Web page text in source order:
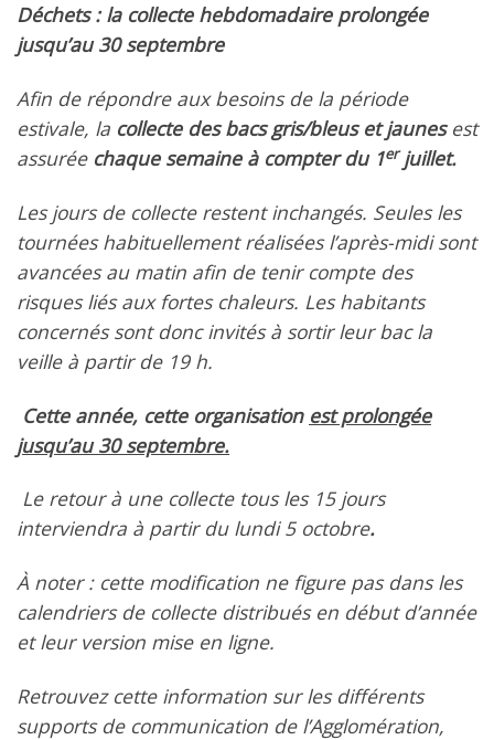
Déchets : la collecte hebdomadaire prolongée
jusqu’au 30 septembre
Afin de répondre aux besoins de la période
estivale, la collecte des bacs gris/bleus et jaunesest
assurée chaque semaine à compter du 1erjuillet.
Les jours de collecte restent inchangés. Seules les
tournées habituellement réalisées l’après-midi sont
avancées au matin afin de tenir compte des
risques liés aux fortes chaleurs. Les habitants
concernés sont donc invités à sortir leur bac la
veille à partir de 19 h.
Cette année, cette organisation est prolongée
jusqu’au 30 septembre.
Le retour à une collecte tous les 15 jours
interviendra à partir du lundi 5 octobre.
À noter : cette modification ne figure pas dans les
calendriers de collecte distribués en début d’année
et leur version mise en ligne.
Retrouvez cette information sur les différents
supports de communication de l’Agglomération,